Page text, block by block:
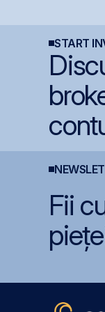
START
Fii